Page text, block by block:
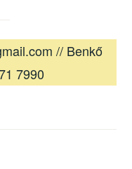
// Benkő
7990